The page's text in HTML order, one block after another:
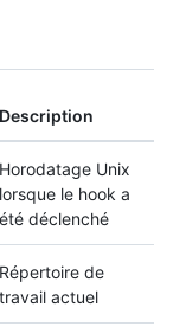
Description
Horodatage Unix
lorsque le hook a
été déclenché
Répertoire de
travail actuel